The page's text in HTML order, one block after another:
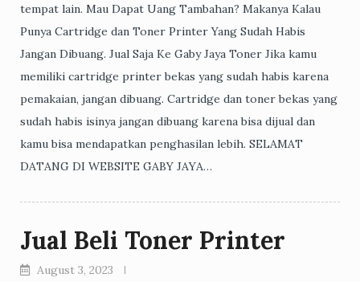
tempat lain. Mau Dapat Uang Tambahan? Makanya Kalau
Punya Cartridge dan Toner Printer Yang Sudah Habis
Jangan Dibuang. Jual Saja Ke Gaby Jaya Toner Jika kamu
memiliki cartridge printer bekas yang sudah habis karena
pemakaian, jangan dibuang. Cartridge dan toner bekas yang
sudah habis isinya jangan dibuang karena bisa dijual dan
kamu bisa mendapatkan penghasilan lebih. SELAMAT
DATANG DI WEBSITE GABY JAYA…
Jual Beli Toner Printer
August 3, 2023